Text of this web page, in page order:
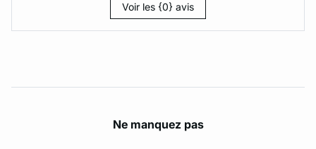
Voir les {0} avis
Ne manquez pas